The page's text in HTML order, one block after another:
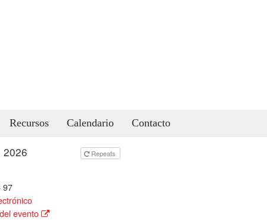
Recursos Calendario Contacto
2026 Repeats
97
evento